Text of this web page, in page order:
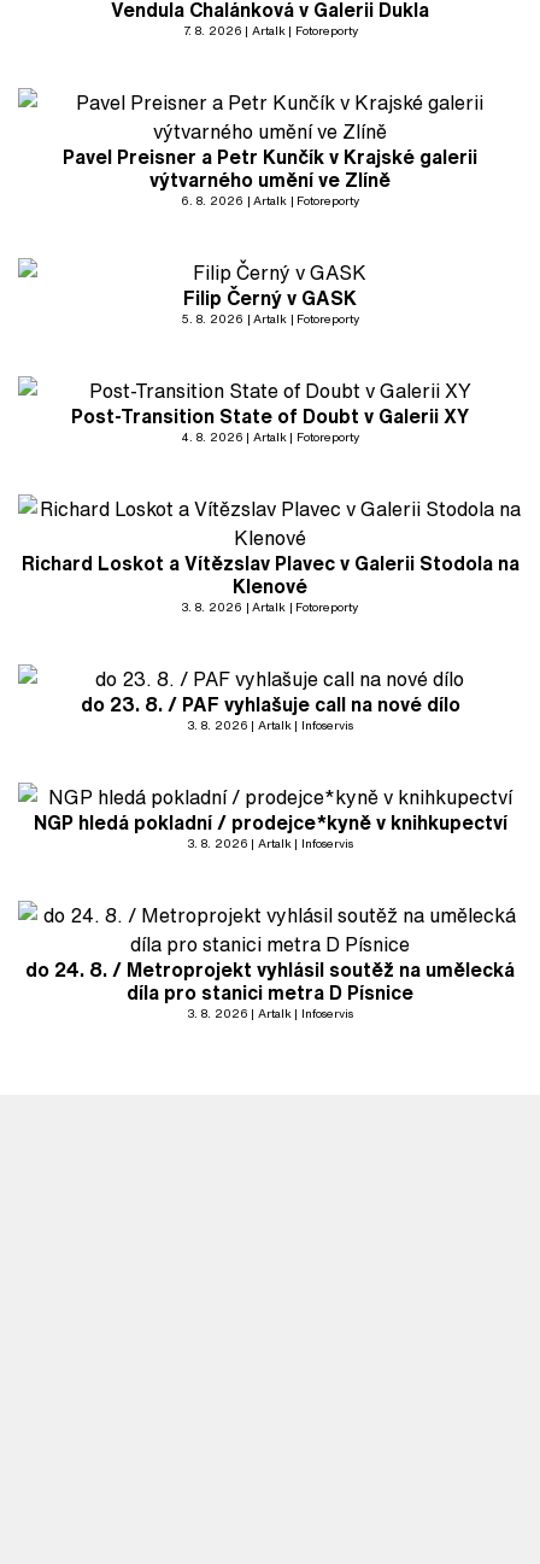
Vendula Chalánková v Galerii Dukla
7. 8. 2026 Artalk Fotoreporty
Pavel Preisner a Petr Kunčík v Krajské galerii
výtvarného umění ve Zlíně
6. 8. 2026 Artalk Fotoreporty
Filip Černý v GASK
5. 8. 2026 Artalk Fotoreporty
Post-Transition State of Doubt v Galerii XY
4. 8. 2026 Artalk Fotoreporty
Richard Loskot a Vítězslav Plavec v Galerii Stodola na
Klenové
3. 8. 2026 Artalk Fotoreporty
do 23. 8. / PAF vyhlašuje call na nové dílo
3. 8. 2026 Artalk Infoservis
NGP hledá pokladní / prodejce*kyně v knihkupectví
3. 8. 2026 Artalk Infoservis
do 24. 8. / Metroprojekt vyhlásil soutěž na umělecká
díla pro stanici metra D Písnice
3. 8. 2026 Artalk Infoservis